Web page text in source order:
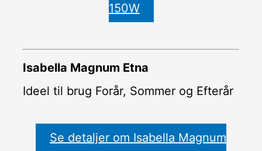
150W
Isabella Magnum Etna
Ideel til brug Forår, Sommer og Efterår
Se detaljer om Isabella Magnum